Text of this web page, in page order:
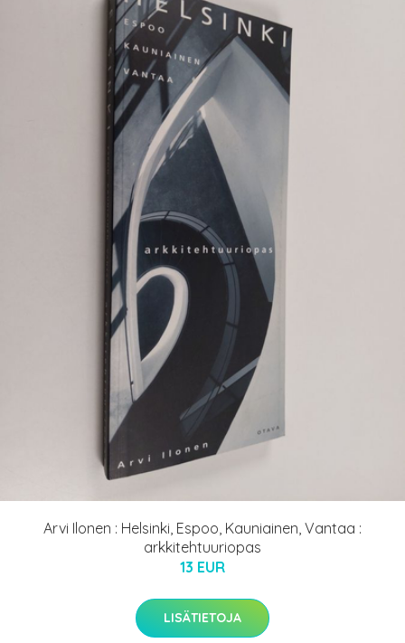
Arvi Ilonen : Helsinki, Espoo, Kauniainen, Vantaa :
arkkitehtuuriopas
13 EUR
LISÄTIETOJA